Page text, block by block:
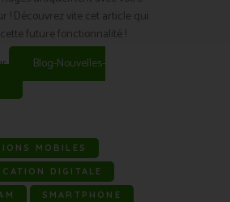
! Découvrez vite cet article qui
future fonctionnalité !
Blog-Nouvelles-
MOBILES
DIGITALE
SMARTPHONE